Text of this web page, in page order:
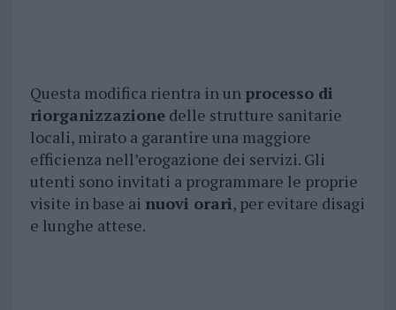
Questa modifica rientra in un processo di
riorganizzazionedelle strutture sanitarie
locali, mirato a garantire una maggiore
efficienza nell’erogazione dei servizi. Gli
utenti sono invitati a programmare le proprie
visite in base ai nuovi orari, per evitare disagi
e lunghe attese.